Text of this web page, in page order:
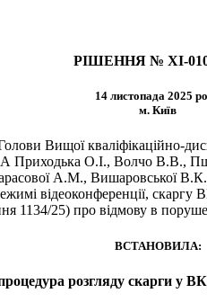
РІШЕННЯ № XI-
14 листопада 2025
м. Київ
Вищої кваліфікаційно-
Приходька О.І., Волчо
А.М., Вишаровської
відеоконференції,
1134/25) про відмову в
ВСТАНОВИЛА:
розгляду скарги у